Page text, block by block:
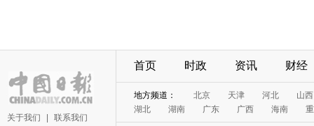
关于我们 联系我们
首页 时政 资讯 财经
地方频道： 北京 天津 河北
山西
湖北
湖南 广东 广西 海南